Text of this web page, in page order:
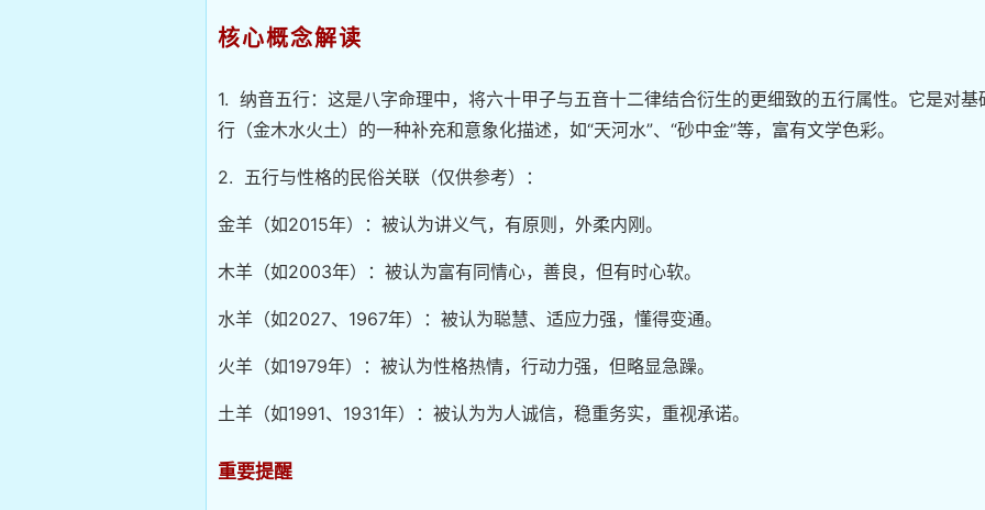
核心概念解读
1. 纳音五行：这是八字命理中，将六十甲子与五音十二律结合衍生的更细致的五行属性。它是对基
行（金木水火土）的一种补充和意象化描述，如“天河水”、“砂中金”等，富有文学色彩。
2. 五行与性格的民俗关联（仅供参考）：
金羊（如2015年）：被认为讲义气，有原则，外柔内刚。
木羊（如2003年）：被认为富有同情心，善良，但有时心软。
水羊（如2027、1967年）：被认为聪慧、适应力强，懂得变通。
火羊（如1979年）：被认为性格热情，行动力强，但略显急躁。
土羊（如1991、1931年）：被认为为人诚信，稳重务实，重视承诺。
重要提醒